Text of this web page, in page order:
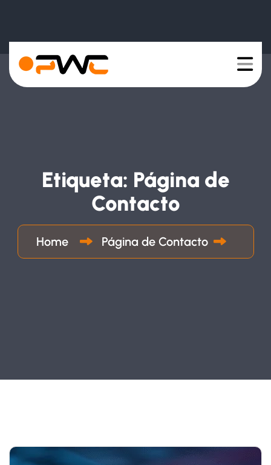
Etiqueta: Página de
Contacto
Home Página de Contacto